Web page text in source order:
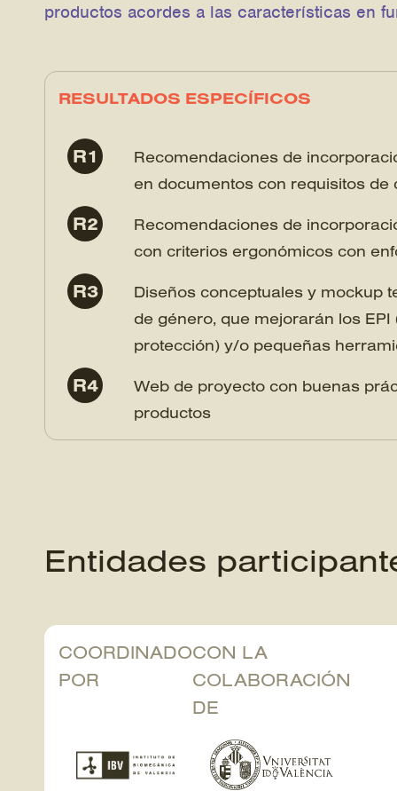
productos acordes a las características en
RESULTADOS ESPECÍFICOS
R1
Recomendaciones de
en documentos con requisitos de
R2
Recomendaciones de
con criterios ergonómicos con
R3
Diseños conceptuales y mockup
de género, que mejorarán los
protección) y/o pequeñas
R4
Web de proyecto con buenas
productos
Entidades
COORDINADO
POR
CON LA
COLABORACIÓN
DE